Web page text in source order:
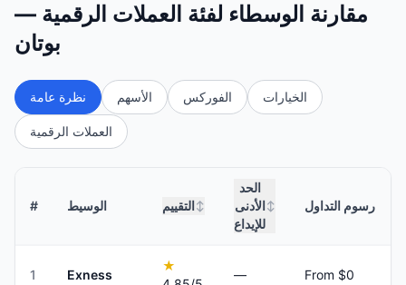
مقارنة الوسطاء لفئة العملات الرقمية —
بوتان
نظرة عامة الأسهم الفوركس الخيارات
العملات الرقمية
# الوسيط التقييم ↕
الحد
الأدنى
للإيداع
↕ رسوم التداول
1 Exness
★
— From $0